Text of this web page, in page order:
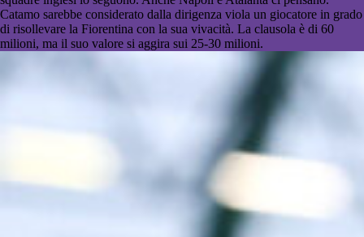
Catamo sarebbe considerato dalla dirigenza viola un giocatore in grado
di risollevare la Fiorentina con la sua vivacità. La clausola è di 60
milioni, ma il suo valore si aggira sui 25-30 milioni.